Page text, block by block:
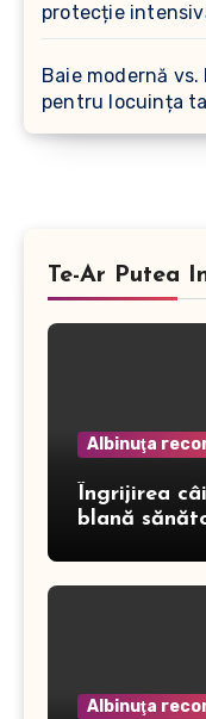
protecție
Baie modernă
pentru locuința ta
Te-Ar Putea
Albinuţa
Îngrijirea
blană
Albinuţa